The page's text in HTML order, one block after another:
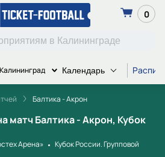
0
Калининград Календарь
Балтика - Акрон
матч Балтика - Акрон, Кубок
Арена»
Кубок России. Групповой